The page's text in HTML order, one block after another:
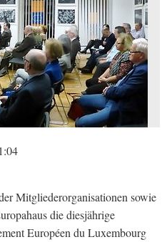
Mitgliederorganisationen sowie
die diesjährige
Européen du Luxembourg